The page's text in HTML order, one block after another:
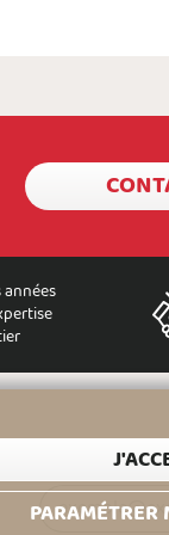
années
RECEVEZ
PARAMÉTRER